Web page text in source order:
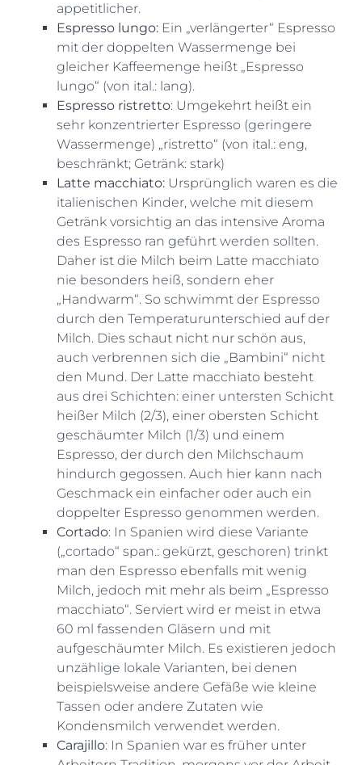
appetitlicher.
Espresso lungo:Ein „verlängerter“ Espresso
mit der doppelten Wassermenge bei
gleicher Kaffeemenge heißt „Espresso
lungo“ (von ital.: lang).
Espresso ristretto: Umgekehrt heißt ein
sehr konzentrierter Espresso (geringere
Wassermenge) „ristretto“ (von ital.: eng,
beschränkt; Getränk: stark)
Latte macchiato:Ursprünglich waren es die
italienischen Kinder, welche mit diesem
Getränk vorsichtig an das intensive Aroma
des Espresso ran geführt werden sollten.
Daher ist die Milch beim Latte macchiato
nie besonders heiß, sondern eher
„Handwarm“. So schwimmt der Espresso
durch den Temperaturunterschied auf der
Milch. Dies schaut nicht nur schön aus,
auch verbrennen sich die „Bambini“ nicht
den Mund. Der Latte macchiato besteht
aus drei Schichten: einer untersten Schicht
heißer Milch (2/3), einer obersten Schicht
geschäumter Milch (1/3) und einem
Espresso, der durch den Milchschaum
hindurch gegossen. Auch hier kann nach
Geschmack ein einfacher oder auch ein
doppelter Espresso genommen werden.
Cortado: In Spanien wird diese Variante
(„cortado“ span.: gekürzt, geschoren) trinkt
man den Espresso ebenfalls mit wenig
Milch, jedoch mit mehr als beim „Espresso
macchiato“. Serviert wird er meist in etwa
60 ml fassenden Gläsern und mit
aufgeschäumter Milch. Es existieren jedoch
unzählige lokale Varianten, bei denen
beispielsweise andere Gefäße wie kleine
Tassen oder andere Zutaten wie
Kondensmilch verwendet werden.
Carajillo: In Spanien war es früher unter